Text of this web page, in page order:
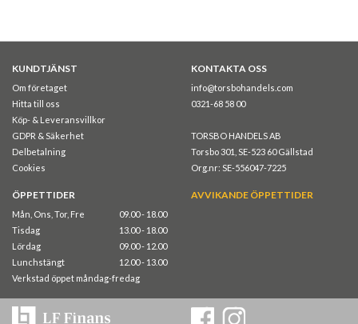
KUNDTJÄNST
Om företaget
Hitta till oss
Köp- & Leveransvillkor
GDPR & Säkerhet
Delbetalning
Cookies
KONTAKTA OSS
info@torsbohandels.com
0321-68 58 00
TORSBO HANDELS AB
Torsbo 301, SE-523 60 Gällstad
Org.nr: SE-556047-7225
ÖPPETTIDER
Mån, Ons, Tor, Fre
09.00 - 18.00
Tisdag
13.00 - 18.00
Lördag
09.00 - 12.00
Lunchstängt
12.00 - 13.00
Verkstad öppet måndag-fredag
AVVIKANDE ÖPPETTIDER